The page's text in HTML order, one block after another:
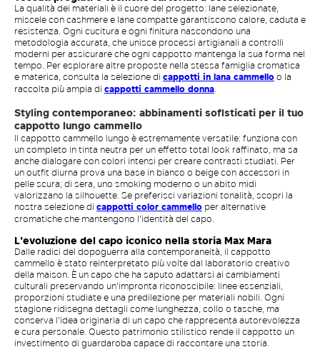
La qualità dei materiali è il cuore del progetto: lane selezionate,
miscele con cashmere e lane compatte garantiscono calore, caduta e
resistenza. Ogni cucitura e ogni finitura nascondono una
metodologia accurata, che unisce processi artigianali a controlli
moderni per assicurare che ogni cappotto mantenga la sua forma nel
tempo. Per esplorare altre proposte nella stessa famiglia cromatica
e materica, consulta la selezione di cappotti in lana cammelloo la
raccolta più ampia di cappotti cammello donna.
Styling contemporaneo: abbinamenti sofisticati per il tuo
cappotto lungo cammello
Il cappotto cammello lungo è estremamente versatile: funziona con
un completo in tinta neutra per un effetto total look raffinato, ma sa
anche dialogare con colori intensi per creare contrasti studiati. Per
un outfit diurna prova una base in bianco o beige con accessori in
pelle scura; di sera, uno smoking moderno o un abito midi
valorizzano la silhouette. Se preferisci variazioni tonalità, scopri la
nostra selezione di cappotti color cammello per alternative
cromatiche che mantengono l'identità del capo.
L'evoluzione del capo iconico nella storia Max Mara
Dalle radici del dopoguerra alla contemporaneità, il cappotto
cammello è stato reinterpretato più volte dal laboratorio creativo
della maison. È un capo che ha saputo adattarsi ai cambiamenti
culturali preservando un'impronta riconoscibile: linee essenziali,
proporzioni studiate e una predilezione per materiali nobili. Ogni
stagione ridisegna dettagli come lunghezza, collo o tasche, ma
conserva l'idea originaria di un capo che rappresenta autorevolezza
e cura personale. Questo patrimonio stilistico rende il cappotto un
investimento di guardaroba capace di raccontare una storia.